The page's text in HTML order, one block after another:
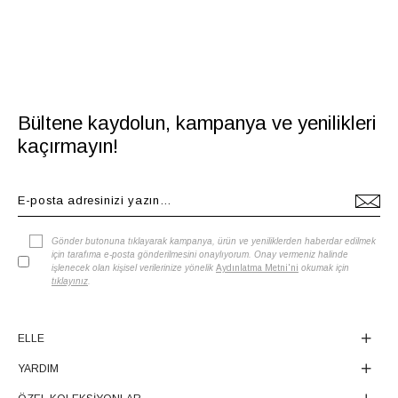
Bültene kaydolun, kampanya ve yenilikleri
kaçırmayın!
Gönder butonuna tıklayarak kampanya, ürün ve yeniliklerden haberdar edilmek
için tarafıma e-posta gönderilmesini onaylıyorum. Onay vermeniz halinde
işlenecek olan kişisel verilerinize yönelik Aydınlatma Metni'ni okumak için
tıklayınız
ELLE
YARDIM